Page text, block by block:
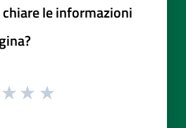
le informazioni